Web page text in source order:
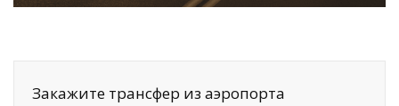
Закажите трансфер из аэропорта